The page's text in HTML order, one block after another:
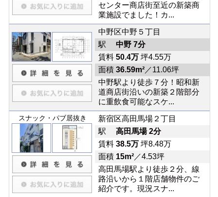
センター商店街至近の新築商
業施設でました！カ...
中野区中野５丁目
駅 中野 7分
賃料 50.4万坪4.55万
面積 36.59m²／11.06坪
中野駅より徒歩７分！昭和新
道商店街沿いの新築２階部分
に重飲食可能なスケ...
スナック・パブ居抜き
新宿区高田馬場２丁目
駅 高田馬場 2分
賃料 38.5万坪8.48万
面積 15m²／4.53坪
高田馬場駅より徒歩２分、線
路沿いから１階店舗物件のご
紹介です。現況スナ...